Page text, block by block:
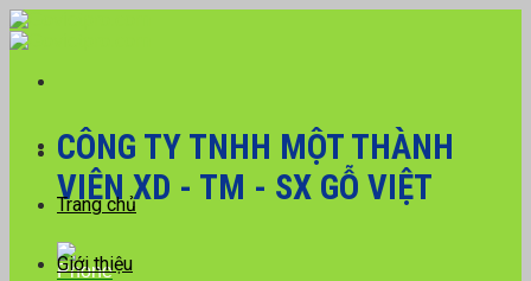
Skip
to
CÔNG TY TNHH MỘT THÀNH
VIÊN XD - TM - SX GỖ VIỆT
Trang chủ
Giới thiệu
Với đơn hàng số lượng lớn, Quý khách hàng vui
lòng liên hệ hotline 0916 099 169 để được hỗ trợ